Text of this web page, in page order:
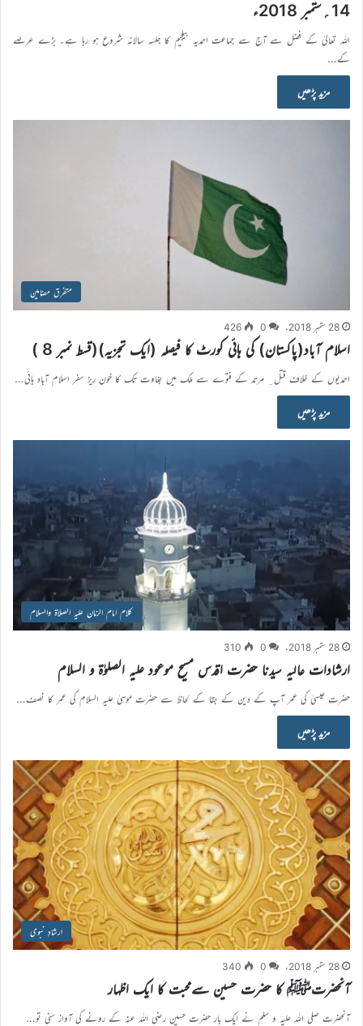
14؍ستمبر 2018ء
اللہ تعالیٰ کے فضل سے آج سے جماعت احمدیہ بیلجیم کا جلسہ سالانہ شروع ہو رہا ہے۔ بڑے عرصے
کے…
مزید پڑھیں
متفرق مضامین
28 ستمبر 2018ء 0
426
اسلام آباد(پاکستان) کی ہائی کورٹ کا فیصلہ (ایک تجزیہ)(قسط نمبر 8 )
احمدیوں کے خلاف قتل ِ مرتد کے فتوے سے ملک میں بغاوت تک کا خون ریز سفر اسلام آباد ہائی…
مزید پڑھیں
کلام امام الزمان علیہ الصلاۃ والسلام
28 ستمبر 2018ء 0
310
ارشادات عالیہ سیدنا حضرت اقدس مسیح موعود علیہ الصلوٰۃ و السلام
حضرت عیسیٰ کی عمر آپ کے دین کے بقا کے لحاظ سے حضرت موسیٰ علیہ السلام کی عمر کا نصف…
مزید پڑھیں
ارشادِ نبوی
28 ستمبر 2018ء 0
340
آنحضرتﷺ کا حضرت حسین سےمحبت کا ایک اظہار
آنحضرت صلی اللہ علیہ و سلم نے ایک بار حضرت حسین رضی اللہ عنہ کے رونے کی آواز سنی تو…